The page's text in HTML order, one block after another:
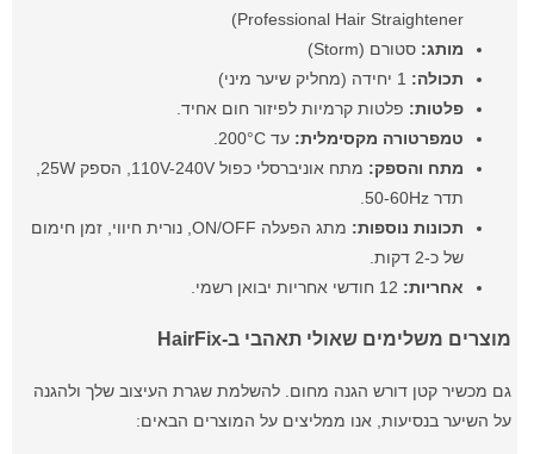
Professional Hair Straightener)
מותג: סטורם (Storm)
תכולה:
פלטות: פלטות קרמיות לפיזור חום אחיד.
טמפרטורה מקסימלית: עד 200°C.
מתח והספק:
תדר 50-60Hz.
תכונות נוספות:
מתג הפעלה ON/OFF, נורית חיווי, זמן חימום
של כ-2 דקות.
אחריות:
מוצרים משלימים שאולי תאהבי ב-HairFix
גם מכשיר קטן דורש הגנה מחום. להשלמת שגרת העיצוב שלך ולהגנה
על השיער בנסיעות, אנו ממליצים על המוצרים הבאים: